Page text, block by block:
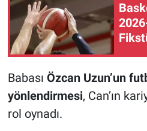
Babası Özcan Uzun’un
yönlendirmesi, Can’ın
rol oynadı.